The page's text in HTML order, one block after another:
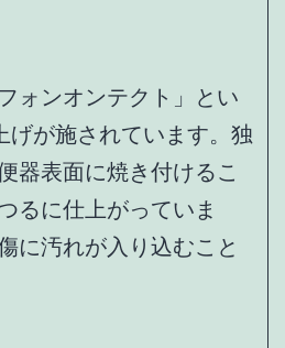
ォンオンテクト」とい
げが施されています。独
器表面に焼き付けるこ
るに仕上がっていま
に汚れが入り込むこと